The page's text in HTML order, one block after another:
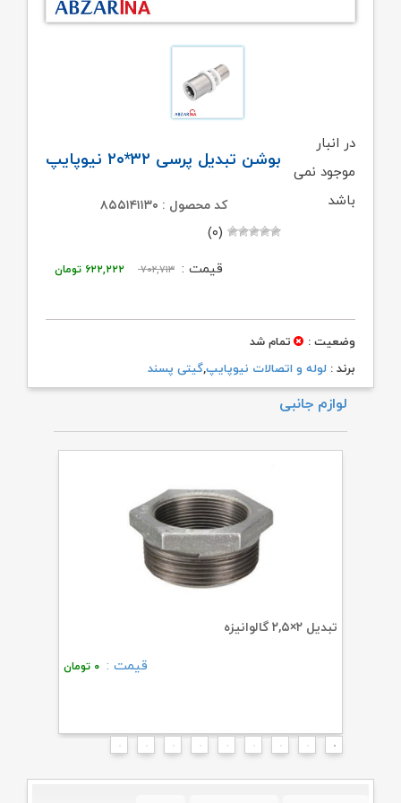
بوشن تبدیل پرسی ۳۲*۲۰ نیوپایپ
کد محصول : ۸۵۵۱۴۱۱۳۰
(۰)
قیمت : ۷۰۲,۷۱۳
قیمت
۷۰۲,۷۱۳ تومان
۶۲۲,۲۲۲ تومان
۶۲۲,۲۲۲ تومان.
در انبار
موجود نمی
باشد
وضعیت :
تمام شد
برند : لوله و اتصالات نیوپایپ,گیتی پسند
لوازم جانبی
تبدیل ۲×۲,۵ گالوانیزه
قیمت : ۰ تومان